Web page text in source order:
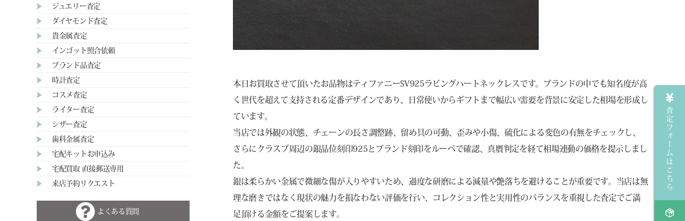
本日お買取させて頂いたお品物はティファニーSV925ラビングハートネックレスです。ブランドの中でも知名度が高
く世代を超えて支持される定番デザインであり、日常使いからギフトまで幅広い需要を背景に安定した相場を形成し
ています。
当店では外観の状態、チェーンの長さ調整跡、留め具の可動、歪みや小傷、硫化による変色の有無をチェックし、
さらにクラスプ周辺の銀品位刻印925とブランド刻印をルーペで確認、真贋判定を経て相場連動の価格を提示しまし
た。
銀は柔らかい金属で微細な傷が入りやすいため、過度な研磨による減量や艶落ちを避けることが重要です。当店は無
理な磨きではなく現状の魅力を損なわない評価を行い、コレクション性と実用性のバランスを重視した査定でご満
足頂ける金額をご提案します。
ジュエリー査定
ダイヤモンド査定
貴金属査定
インゴット照合依頼
ブランド品査定
時計査定
コスメ査定
ライター査定
シザー査定
歯科金属査定
宅配キットお申込み
宅配買取 直接郵送専用
来店予約リクエスト
よくある質問
査定フォームはこちら